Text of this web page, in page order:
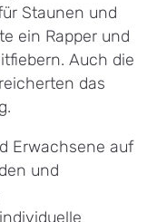
Staunen und
ein Rapper und
Auch die
das
Erwachsene auf
und